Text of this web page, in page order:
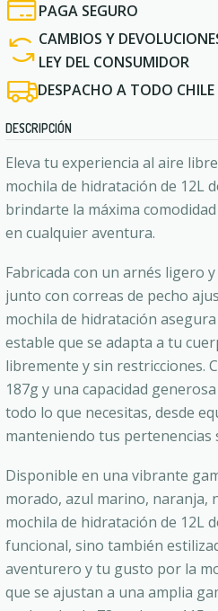
PAGA SEGURO
CAMBIOS Y
LEY DEL CONSUMIDOR
DESPACHO A TODO CHILE
DESCRIPCIÓN
Eleva tu experiencia al aire
mochila de hidratación de 12L
brindarte la máxima
en cualquier aventura.
Fabricada con un arnés ligero
junto con correas de pecho
mochila de hidratación
estable que se adapta a tu
libremente y sin restricciones.
187g y una capacidad
todo lo que necesitas, desde
manteniendo tus pertenencias
Disponible en una vibrante
morado, azul marino, naranja,
mochila de hidratación de 12L
funcional, sino también
aventurero y tu gusto por la
que se ajustan a una amplia